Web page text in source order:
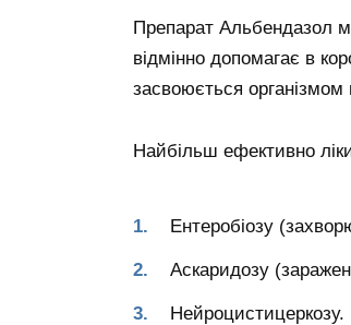
Препарат Альбендазол
відмінно допомагає в
засвоюється організмом
Найбільш ефективно
Ентеробіозу
Аскаридозу
Нейроцистицеркозу.